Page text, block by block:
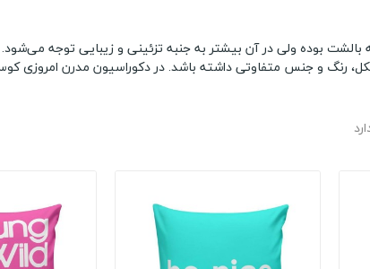
بالشت بوده ولی در آن بیشتر به جنبه تزئینی و زیبایی توجه
رنگ و جنس متفاوتی داشته باشد. در دکوراسیون مدرن امروزی